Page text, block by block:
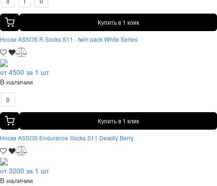
Купить в 1 клик
Носки ASSOS R Socks S11 - twin pack White Series
от 4500 за 1 шт
В наличии
0
Купить в 1 клик
Носки ASSOS Endurance Socks S11 Deadly Berry
от 3200 за 1 шт
В наличии